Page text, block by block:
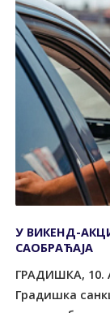
У ВИКЕНД-
САОБРАЋАЈА
ГРАДИШКА, 10.
Градишка